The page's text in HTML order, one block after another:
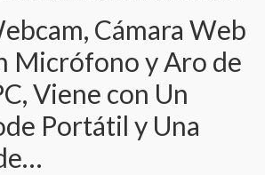
Cámara Web
Micrófono y Aro de
Viene con Un
Portátil y Una